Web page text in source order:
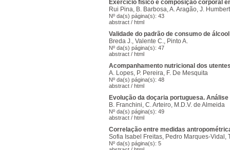
Exercício físico e composição corporal
Rui Pina, B. Barbosa, A. Aragão, J.
Nº da(s) página(s): 43
abstract / html
Validade do padrão de consumo de
Breda J., Valente C., Pinto A.
Nº da(s) página(s): 47
abstract / html
Acompanhamento nutricional dos
A. Lopes, P. Pereira, F. De Mesquita
Nº da(s) página(s): 48
abstract / html
Evolução da doçaria portuguesa.
B. Franchini, C. Arteiro, M.D.V. de Almeida
Nº da(s) página(s): 49
abstract / html
Correlação entre medidas
Sofia Isabel Freitas, Pedro Marques-
Nº da(s) página(s): 5